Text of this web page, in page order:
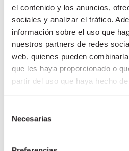
el contenido y los anuncios,
sociales y analizar el tráfico.
información sobre el uso que
nuestros partners de redes
web, quienes pueden
que les haya proporcionado o
partir del uso que haya hecho
Necesarias
Kopf und Fettbacke
Backe O/K
Backen mit
Fettbacke O/S
Filetierte backe